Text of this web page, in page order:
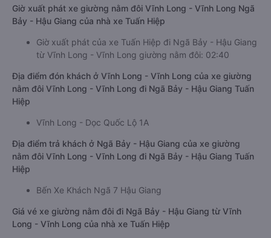
Giờ xuất phát xe giường nằm đôi Vĩnh Long - Vĩnh Long Ngã
Bảy - Hậu Giang của nhà xe Tuấn Hiệp
Giờ xuất phát của xe Tuấn Hiệp đi Ngã Bảy - Hậu Giang
từ Vĩnh Long - Vĩnh Long giường nằm đôi: 02:40
Địa điểm đón khách ở Vĩnh Long - Vĩnh Long của xe giường
nằm đôi Vĩnh Long - Vĩnh Long đi Ngã Bảy - Hậu Giang Tuấn
Hiệp
Vĩnh Long - Dọc Quốc Lộ 1A
Địa điểm trả khách ở Ngã Bảy - Hậu Giang của xe giường
nằm đôi Vĩnh Long - Vĩnh Long đi Ngã Bảy - Hậu Giang Tuấn
Hiệp
Bến Xe Khách Ngã 7 Hậu Giang
Giá vé xe giường nằm đôi đi Ngã Bảy - Hậu Giang từ Vĩnh
Long - Vĩnh Long của nhà xe Tuấn Hiệp